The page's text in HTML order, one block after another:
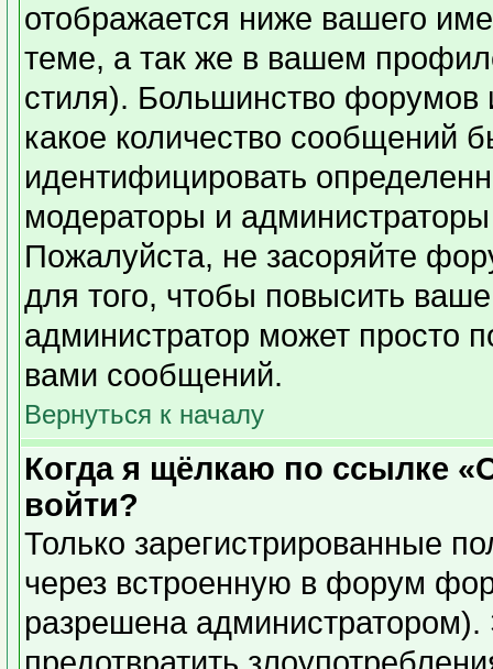
отображается ниже вашего
теме, а так же в вашем
стиля). Большинство форумов
какое количество сообщений
идентифицировать
модераторы и
Пожалуйста, не засоряйте
для того, чтобы повысить
администратор может просто
вами сообщений.
Вернуться к началу
Когда я щёлкаю по ссылке
войти?
Только зарегистрированные
через встроенную в форум
разрешена